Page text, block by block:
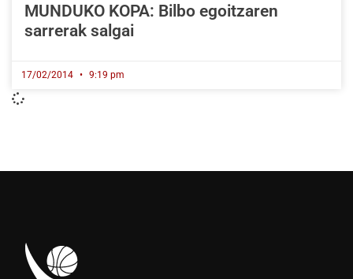
MUNDUKO KOPA: Bilbo egoitzaren
sarrerak salgai
17/02/2014 9:19 pm